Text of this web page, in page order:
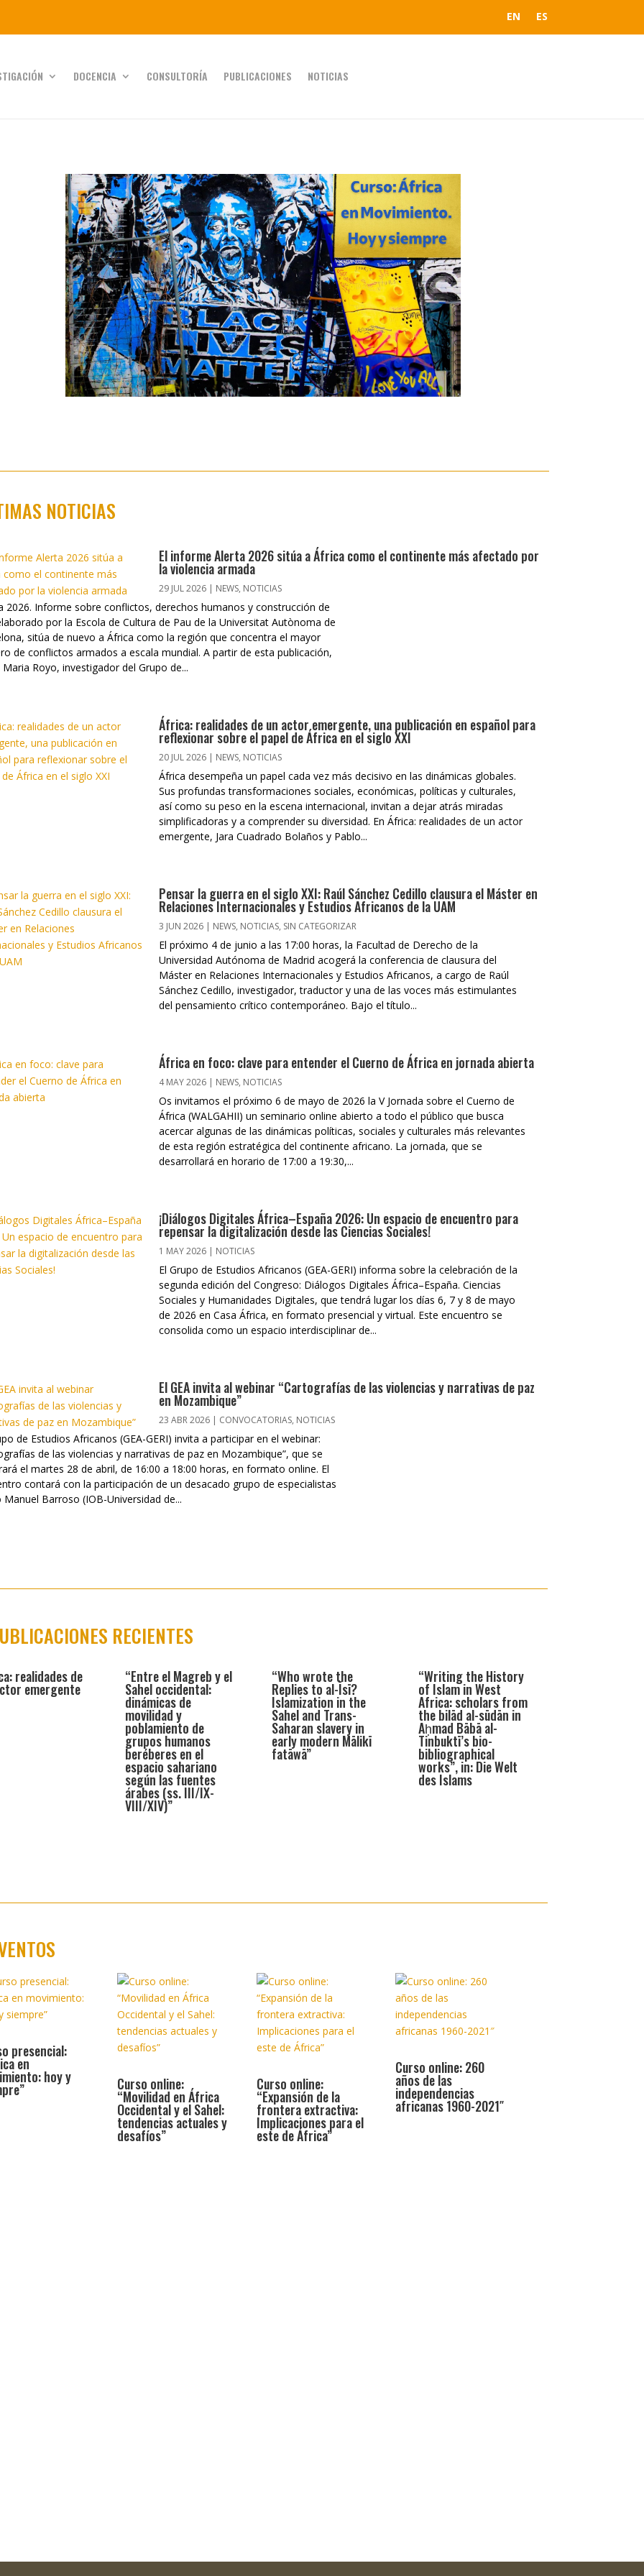
EN ES
DOCENCIA CONSULTORÍA PUBLICACIONES NOTICIAS
NOTICIAS
El informe Alerta 2026 sitúa a África como el continente más afectado por
la violencia armada
29 JUL 2026 NEWS, NOTICIAS
2026. Informe sobre conflictos, derechos humanos y construcción de
por la Escola de Cultura de Pau de la Universitat Autònoma de
sitúa de nuevo a África como la región que concentra el mayor
de conflictos armados a escala mundial. A partir de esta publicación,
Maria Royo, investigador del Grupo de...
África: realidades de un actor emergente, una publicación en español para
reflexionar sobre el papel de África en el siglo XXI
20 JUL 2026 NEWS, NOTICIAS
África desempeña un papel cada vez más decisivo en las dinámicas globales.
Sus profundas transformaciones sociales, económicas, políticas y culturales,
así como su peso en la escena internacional, invitan a dejar atrás miradas
simplificadoras y a comprender su diversidad. En África: realidades de un actor
emergente, Jara Cuadrado Bolaños y Pablo...
Pensar la guerra en el siglo XXI: Raúl Sánchez Cedillo clausura el Máster en
Relaciones Internacionales y Estudios Africanos de la UAM
3 JUN 2026 NEWS, NOTICIAS, SIN CATEGORIZAR
El próximo 4 de junio a las 17:00 horas, la Facultad de Derecho de la
Universidad Autónoma de Madrid acogerá la conferencia de clausura del
Máster en Relaciones Internacionales y Estudios Africanos, a cargo de Raúl
Sánchez Cedillo, investigador, traductor y una de las voces más estimulantes
del pensamiento crítico contemporáneo. Bajo el título...
África en foco: clave para entender el Cuerno de África en jornada abierta
4 MAY 2026 NEWS, NOTICIAS
Os invitamos el próximo 6 de mayo de 2026 la V Jornada sobre el Cuerno de
África (WALGAHII) un seminario online abierto a todo el público que busca
acercar algunas de las dinámicas políticas, sociales y culturales más relevantes
de esta región estratégica del continente africano. La jornada, que se
desarrollará en horario de 17:00 a 19:30,...
¡Diálogos Digitales África–España 2026: Un espacio de encuentro para
repensar la digitalización desde las Ciencias Sociales!
1 MAY 2026 NOTICIAS
El Grupo de Estudios Africanos (GEA-GERI) informa sobre la celebración de la
segunda edición del Congreso: Diálogos Digitales África–España. Ciencias
Sociales y Humanidades Digitales, que tendrá lugar los días 6, 7 y 8 de mayo
de 2026 en Casa África, en formato presencial y virtual. Este encuentro se
consolida como un espacio interdisciplinar de...
El GEA invita al webinar “Cartografías de las violencias y narrativas de paz
en Mozambique”
23 ABR 2026 CONVOCATORIAS, NOTICIAS
de Estudios Africanos (GEA-GERI) invita a participar en el webinar:
de las violencias y narrativas de paz en Mozambique”, que se
el martes 28 de abril, de 16:00 a 18:00 horas, en formato online. El
contará con la participación de un desacado grupo de especialistas
Barroso (IOB-Universidad de...
RECIENTES
realidades de
emergente
“Entre el Magreb y el
Sahel occidental:
dinámicas de
movilidad y
poblamiento de
grupos humanos
beréberes en el
espacio sahariano
según las fuentes
árabes (ss. III/IX-
VIII/XIV)”
“Who wrote the
Replies to al-Īsī?
Islamization in the
Sahel and Trans-
Saharan slavery in
early modern Mālikī
fatāwā”
“Writing the History
of Islam in West
Africa: scholars from
the bilād al-sūdān in
Aḥmad Bābā al-
Tinbuktī’s bio-
bibliographical
works”, in: Die Welt
des Islams
presencial:
en
hoy y Curso online:
“Movilidad en África
Occidental y el Sahel:
tendencias actuales y
desafíos”
Curso online:
“Expansión de la
frontera extractiva:
Implicaciones para el
este de África”
Curso online: 260
años de las
independencias
africanas 1960-2021″